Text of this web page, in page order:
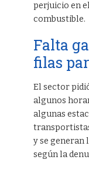
perjuicio en
combustible.
Falta
filas
El sector
algunos
algunas
y se generan
según la